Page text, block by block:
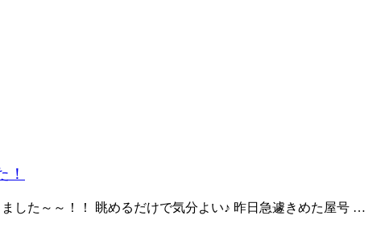
！
した～～！！ 眺めるだけで気分よい♪ 昨日急遽きめた屋号 …